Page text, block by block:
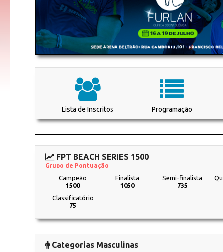
Lista de Inscritos Programação
FPT BEACH SERIES 1500
Grupo de Pontuação
Campeão
1500
Finalista
1050
Semi-finalista
735
Classificatório
75
Categorias Masculinas